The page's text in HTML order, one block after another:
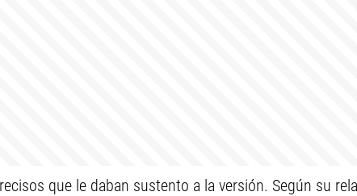
que le daban sustento a la versión. Según su